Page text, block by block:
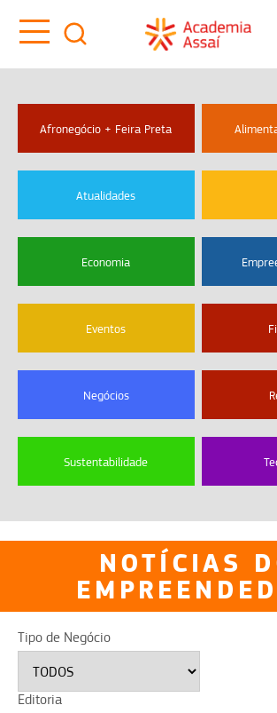
Afronegócio + Feira Preta
Atualidades
Economia
Eventos
Negócios
Sustentabilidade
NOTÍCIAS
Tipo de Negócio
Editoria